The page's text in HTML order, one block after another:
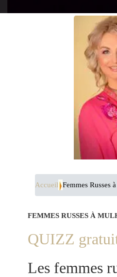
Accueil Femmes Russes
FEMMES RUSSES À
QUIZZ
Les femmes